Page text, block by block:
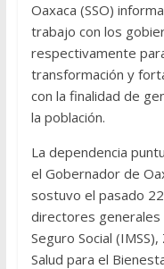
Oaxaca (SSO)
trabajo con los
respectivamente
transformación y
con la finalidad de
la población.
La dependencia
el Gobernador de
sostuvo el pasado
directores
Seguro Social
Salud para el